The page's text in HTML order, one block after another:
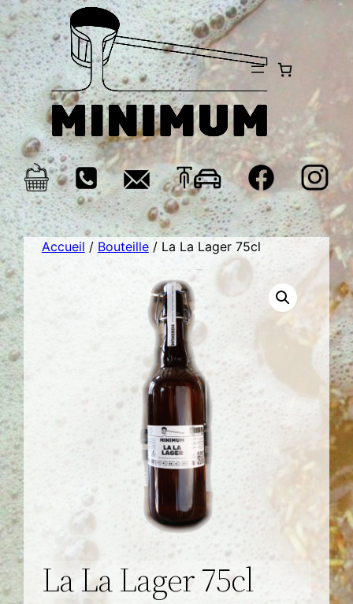
Aller
au
contenu
Accueil / Bouteille/ La La Lager 75cl
La La Lager 75cl